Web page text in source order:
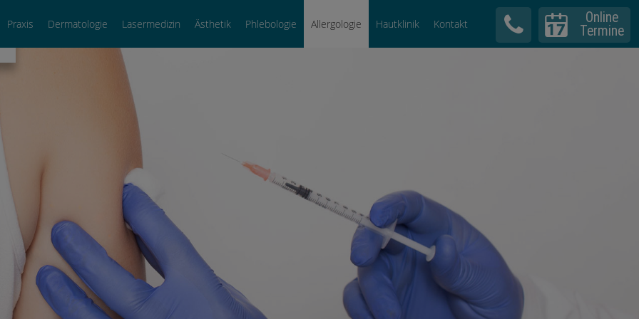
Praxis Dermatologie Lasermedizin Ästhetik Phlebologie Allergologie Hautklinik Kontakt
Online
Termine